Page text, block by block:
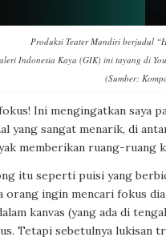
Produksi Teater Mandiri berjudul
Indonesia Kaya (GIK) ini tayang di
(Sumber:
Ini mengingatkan saya
yang sangat menarik, di
memberikan ruang-ruang
itu seperti puisi yang
ingin mencari fokus
kanvas (yang ada di
Tetapi sebetulnya lukisan